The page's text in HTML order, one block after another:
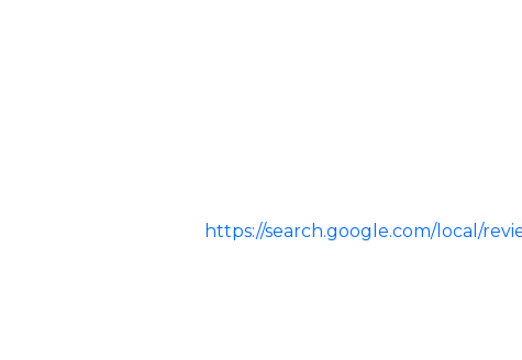
https://search.google.com/local/